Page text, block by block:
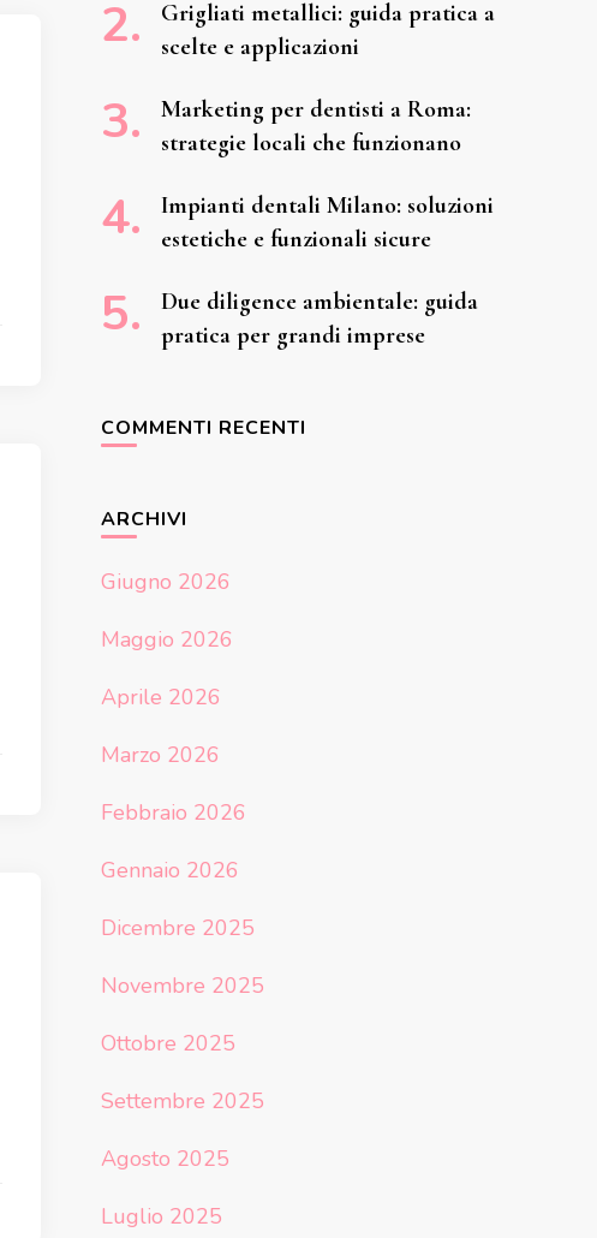
Grigliati metallici: guida pratica a
scelte e applicazioni
Marketing per dentisti a Roma:
strategie locali che funzionano
Impianti dentali Milano: soluzioni
estetiche e funzionali sicure
Due diligence ambientale: guida
pratica per grandi imprese
COMMENTI RECENTI
ARCHIVI
Giugno 2026
Maggio 2026
Aprile 2026
Marzo 2026
Febbraio 2026
Gennaio 2026
Dicembre 2025
Novembre 2025
Ottobre 2025
Settembre 2025
Agosto 2025
Luglio 2025